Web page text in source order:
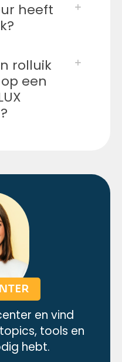
heeft
rolluik
een
en vind
tools en
hebt.